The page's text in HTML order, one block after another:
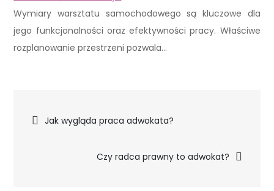
Wymiary warsztatu samochodowego są kluczowe dla
jego funkcjonalności oraz efektywności pracy. Właściwe
rozplanowanie przestrzeni pozwala…
Nawigacja
wpisu
Jak wygląda praca adwokata?
Czy radca prawny to adwokat?